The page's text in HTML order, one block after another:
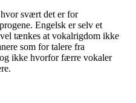
svært det er for
Engelsk er selv et
tænkes at vokalrigdom ikke
som for talere fra
ikke hvorfor færre vokaler